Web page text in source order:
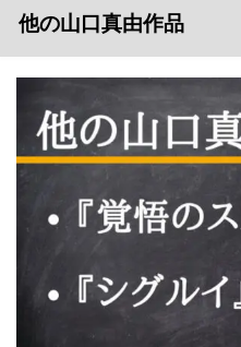
他の​​山口真由作品